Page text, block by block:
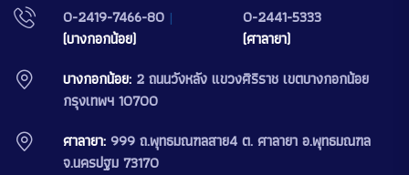
0-2419-7466-80 |
(บางกอกน้อย)
0-2441-5333
(ศาลายา)
บางกอกน้อย: 2 ถนนวังหลัง แขวงศิริราช เขตบางกอกน้อย
กรุงเทพฯ 10700
ศาลายา: 999 ถ.พุทธมณฑลสาย4 ต. ศาลายา อ.พุทธมณฑล
จ.นครปฐม 73170